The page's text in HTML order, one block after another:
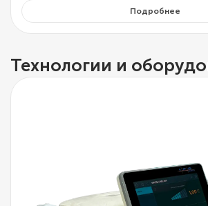
Подробнее
Технологии и